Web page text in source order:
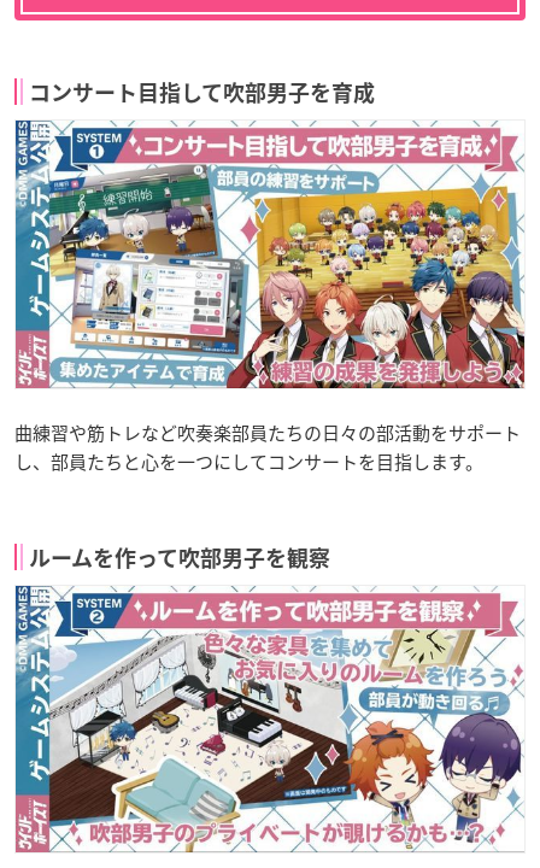
コンサート目指して吹部男子を育成
曲練習や筋トレなど吹奏楽部員たちの日々の部活動をサポート
し、部員たちと心を一つにしてコンサートを目指します。
ルームを作って吹部男子を観察